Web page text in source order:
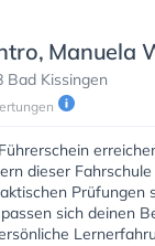
Manuela
Bad Kissingen
dieser
Prüfungen
sich deinen